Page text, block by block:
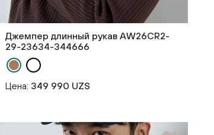
Джемпер длинный рукав AW26CR2-
29-23634-344666
Цена: 349 990 UZS